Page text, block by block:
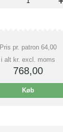
Pris pr. patron 64,00
i alt kr. excl. moms
768,00
Køb